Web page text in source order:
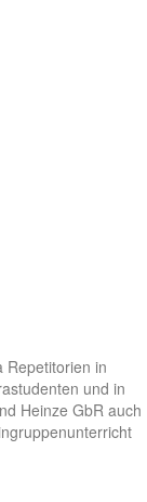
Repetitorien in
und in
Heinze GbR auch